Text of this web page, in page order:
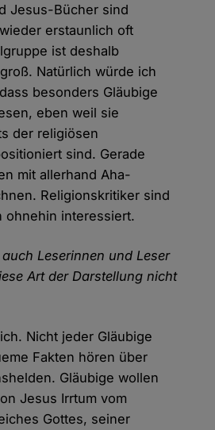
Jesus-Bücher sind
erstaunlich oft
ist deshalb
Natürlich würde ich
besonders Gläubige
eben weil sie
der religiösen
sind. Gerade
mit allerhand Aha-
Religionskritiker sind
ohnehin interessiert.
Leserinnen und Leser
Art der Darstellung nicht
Nicht jeder Gläubige
Fakten hören über
Gläubige wollen
Jesus Irrtum vom
Gottes, seiner